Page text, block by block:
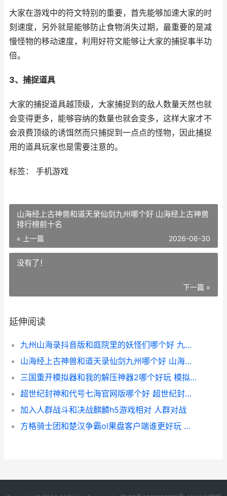
大家在游戏中的符文特别的重要，首先能够加速大家的时
刻速度，另外就是能够防止食物消失过期，最重要的是减
慢怪物的移动速度，利用好符文能够让大家的捕捉事半功
倍。
3、捕捉道具
大家的捕捉道具越顶级，大家捕捉到的敌人数量天然也就
会变得更多，能够容纳的数量也就会变多，这样大家才不
会浪费顶级的诱饵然而只捕捉到一点点的怪物，因此捕捉
用的道具玩家也是需要注意的。
标签： 手机游戏
山海经上古神兽和道天录仙剑九州哪个好 山海经上古神兽
排行榜前十名
« 上一篇 2026-06-30
没有了！
下一篇 »
延伸阅读
九州山海录抖音版和庭院里的妖怪们哪个好 九州山海志
山海经上古神兽和道天录仙剑九州哪个好 山海经上古神兽排行榜前十名
三国重开模拟器和我的解压神器2哪个好玩 模拟器 三国
超世纪封神和代号七海官网版哪个好 超世纪封神榜
加入人群战斗和决战麒麟h5游戏相对 人群对战
方格骑士团和楚汉争霸ol果盘客户端谁更好玩 方格骑士团 角色